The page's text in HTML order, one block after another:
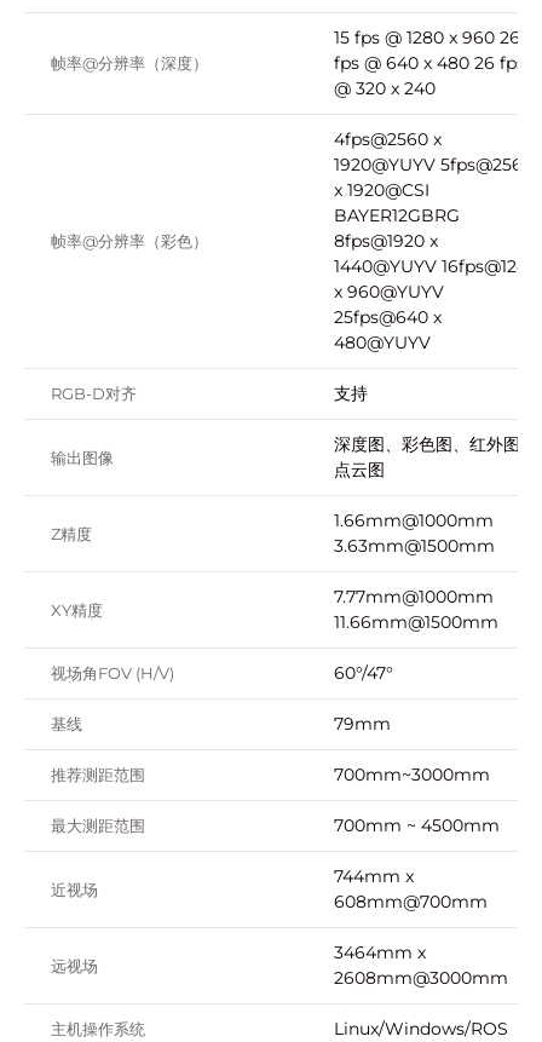
帧率@分辨率（深度）
15 fps @ 1280 x 960 26
fps @ 640 x 480 26 fps
@ 320 x 240
帧率@分辨率（彩色）
4fps@2560 x
1920@YUYV 5fps@2560
x 1920@CSI
BAYER12GBRG
8fps@1920 x
1440@YUYV 16fps@1280
x 960@YUYV
25fps@640 x
480@YUYV
RGB-D对齐 支持
输出图像
深度图、彩色图、红外图、
点云图
Z精度
1.66mm@1000mm
3.63mm@1500mm
XY精度
7.77mm@1000mm
11.66mm@1500mm
视场角FOV (H/V) 60°/47°
基线 79mm
推荐测距范围 700mm~3000mm
最大测距范围 700mm ~ 4500mm
近视场
744mm x
608mm@700mm
远视场
3464mm x
2608mm@3000mm
主机操作系统 Linux/Windows/ROS